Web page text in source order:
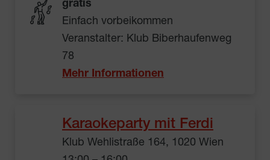
gratis
Einfach vorbeikommen
Veranstalter: Klub Biberhaufenweg
78
Mehr Informationen
Karaokeparty mit Ferdi
Klub Wehlistraße 164, 1020 Wien